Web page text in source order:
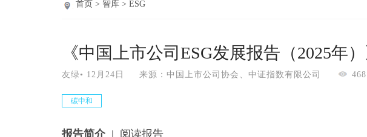
首页 > 智库 > ESG
《中国上市公司ESG发展报告（2025年）
友绿• 12月24日 来源：中国上市公司协会、中证指数有限公司 468
碳中和
报告简介 | 阅读报告